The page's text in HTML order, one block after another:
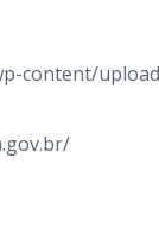
content/